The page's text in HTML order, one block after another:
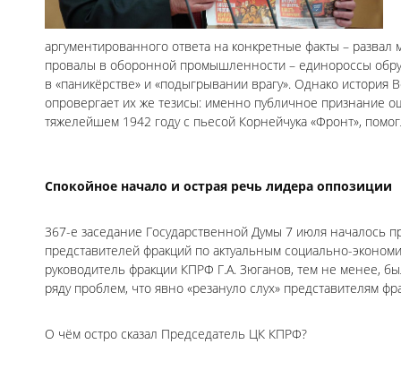
аргументированного ответа на конкретные факты –
провалы в оборонной промышленности – единороссы
в «паникёрстве» и «подыгрывании врагу». Однако
опровергает их же тезисы: именно публичное признание
тяжелейшем 1942 году с пьесой Корнейчука «Фронт»,
Спокойное начало и острая речь лидера оппозиции
367-е заседание Государственной Думы 7 июля началось
представителей фракций по актуальным социально-
руководитель фракции КПРФ Г.А. Зюганов, тем не менее,
ряду проблем, что явно «резануло слух» представителям
О чём остро сказал Председатель ЦК КПРФ?